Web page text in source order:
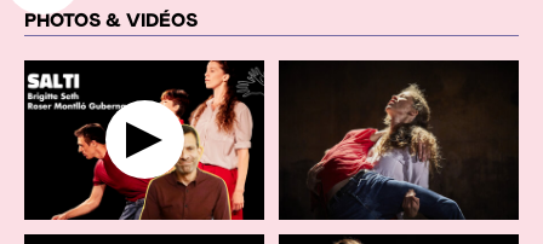
PHOTOS & VIDÉOS